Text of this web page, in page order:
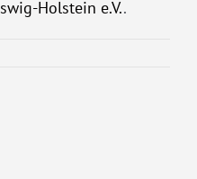
Holstein e.V..